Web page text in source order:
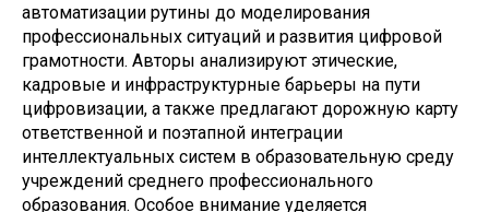
автоматизации рутины до моделирования
профессиональных ситуаций и развития цифровой
грамотности. Авторы анализируют этические,
кадровые и инфраструктурные барьеры на пути
цифровизации, а также предлагают дорожную карту
ответственной и поэтапной интеграции
интеллектуальных систем в образовательную среду
учреждений среднего профессионального
образования. Особое внимание уделяется